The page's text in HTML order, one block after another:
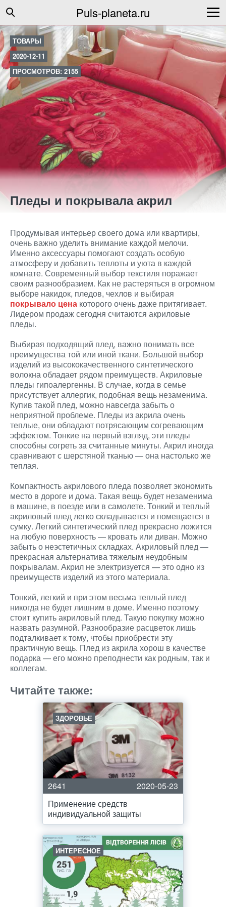
Puls-planeta.ru
ТОВАРЫ
2020-12-11
ПРОСМОТРОВ: 2155
Пледы и покрывала акрил
Продумывая интерьер своего дома или квартиры,
очень важно уделить внимание каждой мелочи.
Именно аксессуары помогают создать особую
атмосферу и добавить теплоты и уюта в каждой
комнате. Современный выбор текстиля поражает
своим разнообразием. Как не растеряться в огромном
выборе накидок, пледов, чехлов и выбирая
покрывало цена которого очень даже притягивает.
Лидером продаж сегодня считаются акриловые
пледы.
Выбирая подходящий плед, важно понимать все
преимущества той или иной ткани. Большой выбор
изделий из высококачественного синтетического
волокна обладает рядом преимуществ. Акриловые
пледы гипоалергенны. В случае, когда в семье
присутствует аллергик, подобная вещь незаменима.
Купив такой плед, можно навсегда забыть о
неприятной проблеме. Пледы из акрила очень
теплые, они обладают потрясающим согревающим
эффектом. Тонкие на первый взгляд, эти пледы
способны согреть за считанные минуты. Акрил иногда
сравнивают с шерстяной тканью — она настолько же
теплая.
Компактность акрилового пледа позволяет экономить
место в дороге и дома. Такая вещь будет незаменима
в машине, в поезде или в самолете. Тонкий и теплый
акриловый плед легко складывается и помещается в
сумку. Легкий синтетический плед прекрасно ложится
на любую поверхность — кровать или диван. Можно
забыть о неэстетичных складках. Акриловый плед —
прекрасная альтернатива тяжелым неудобным
покрывалам. Акрил не электризуется — это одно из
преимуществ изделий из этого материала.
Тонкий, легкий и при этом весьма теплый плед
никогда не будет лишним в доме. Именно поэтому
стоит купить акриловый плед. Такую покупку можно
назвать разумной. Разнообразие расцветок лишь
подталкивает к тому, чтобы приобрести эту
практичную вещь. Плед из акрила хорош в качестве
подарка — его можно преподнести как родным, так и
коллегам.
Читайте также:
ЗДОРОВЬЕ
2641
2020-05-23
Применение средств
индивидуальной защиты
ИНТЕРЕСНОЕ